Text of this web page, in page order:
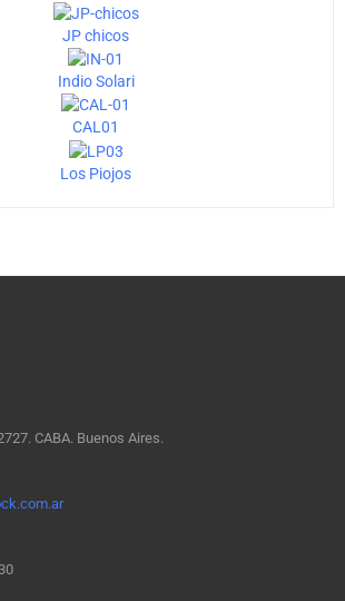
JP chicos
Indio Solari
CAL01
Los Piojos
CABA. Buenos Aires.